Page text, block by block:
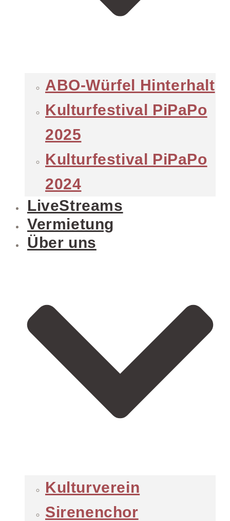
ABO-Würfel Hinterhalt
Kulturfestival PiPaPo
2025
Kulturfestival PiPaPo
2024
LiveStreams
Vermietung
Über uns
Kulturverein
Sirenenchor